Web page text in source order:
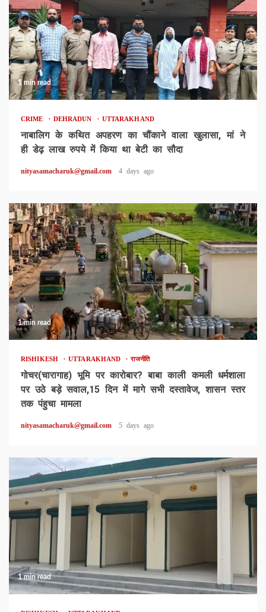
1 min read
CRIME DEHRADUN UTTARAKHAND
नाबालिग के कथित अपहरण का चौंकाने वाला खुलासा, मां ने
ही डेढ़ लाख रुपये में किया था बेटी का सौदा
nityasamacharuk@gmail.com 4 days ago
1 min read
RISHIKESH UTTARAKHAND राजनीति
गोचर(चारागाह) भूमि पर कारोबार? बाबा काली कमली धर्मशाला
पर उठे बड़े सवाल,15 दिन में मागे सभी दस्तावेज, शासन स्तर
तक पंहुचा मामला
nityasamacharuk@gmail.com 5 days ago
1 min read